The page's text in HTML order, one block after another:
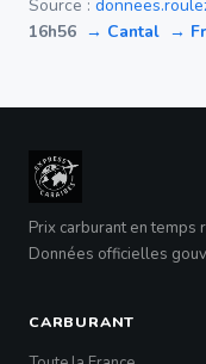
Source :
16h56 → Cantal →
Prix carburant en temps
Données officielles
CARBURANT